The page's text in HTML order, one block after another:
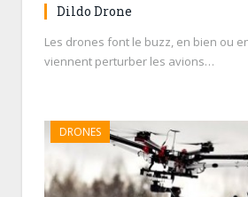
Dildo Drone
Les drones font le buzz, en bien ou
viennent perturber les avions…
DRONES